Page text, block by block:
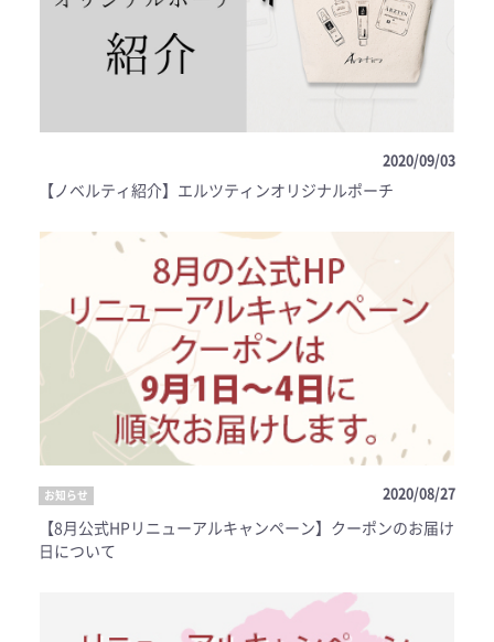
2020/09/03
【ノベルティ紹介】エルツティンオリジナルポーチ
お知らせ 2020/08/27
【8月公式HPリニューアルキャンペーン】クーポンのお届け
日について